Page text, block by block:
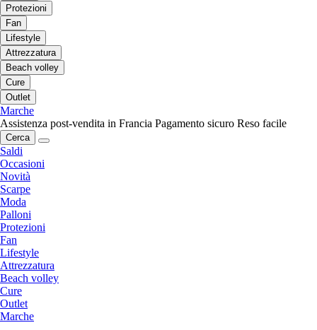
Protezioni
Fan
Lifestyle
Attrezzatura
Beach volley
Cure
Outlet
Marche
Assistenza post-vendita in Francia Pagamento sicuro Reso facile
Cerca
Saldi
Occasioni
Novità
Scarpe
Moda
Palloni
Protezioni
Fan
Lifestyle
Attrezzatura
Beach volley
Cure
Outlet
Marche